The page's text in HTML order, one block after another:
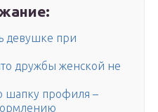
девушке при
дружбы женской не
шапку профиля –